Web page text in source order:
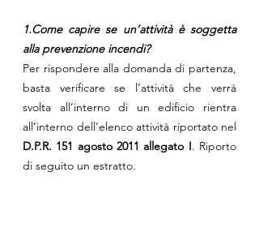
1.Come capire se un’attività è soggetta
alla prevenzione incendi?
Per rispondere alla domanda di partenza,
basta verificare se l’attività che verrà
svolta all’interno di un edificio rientra
D.P.R. 151 agosto 2011 allegato I. Riporto
di seguito un estratto.